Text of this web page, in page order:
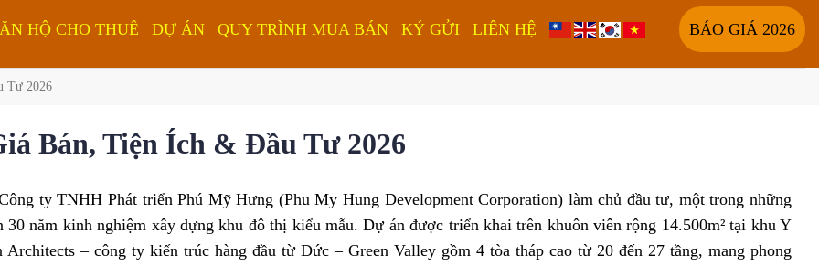
HỘ CHO THUÊ DỰ ÁN QUY TRÌNH MUA BÁN KÝ GỬI LIÊN HỆ BÁO GIÁ 2026
Tư 2026
Bán, Tiện Ích & Đầu Tư 2026
ty TNHH Phát triển Phú Mỹ Hưng (Phu My Hung Development Corporation) làm chủ đầu tư, một trong những
năm kinh nghiệm xây dựng khu đô thị kiểu mẫu. Dự án được triển khai trên khuôn viên rộng 14.500m² tại khu Y
– công ty kiến trúc hàng đầu từ Đức – Green Valley gồm 4 tòa tháp cao từ 20 đến 27 tầng, mang phong